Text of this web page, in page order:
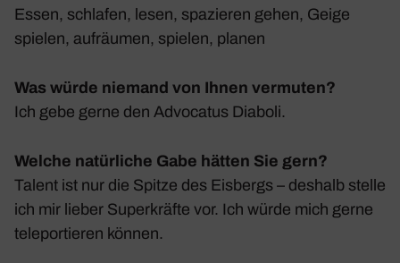
Essen, schlafen, lesen, spazieren gehen, Geige
spielen, aufräumen, spielen, planen
Was würde niemand von Ihnen vermuten?
Ich gebe gerne den Advo­catus Diaboli.
Welche natürliche Gabe hätten Sie gern?
Talent ist nur die Spitze des Eisbergs – deshalb stelle
ich mir lieber Super­kräfte vor. Ich würde mich gerne
tele­por­tieren können.